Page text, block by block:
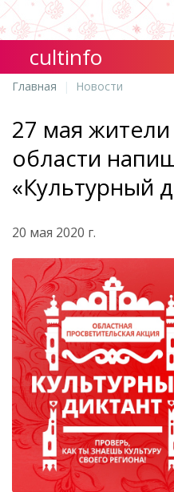
cultinfo
Главная Новости
27 мая
области
«Культурный
20 мая 2020 г.